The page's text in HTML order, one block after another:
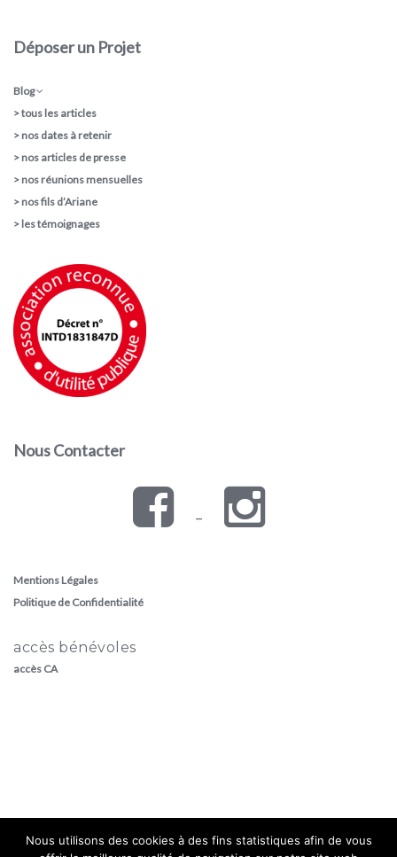
Déposer un Projet
Blog
>tous les articles
> nos dates à retenir
> nos articles de presse
> nos réunions mensuelles
> nos fils d’Ariane
> les témoignages
Nous Contacter
–
Mentions Légales
Politique de Confidentialité
accès bénévoles
accès CA
Nous utilisons des cookies à des fins statistiques afin de vous